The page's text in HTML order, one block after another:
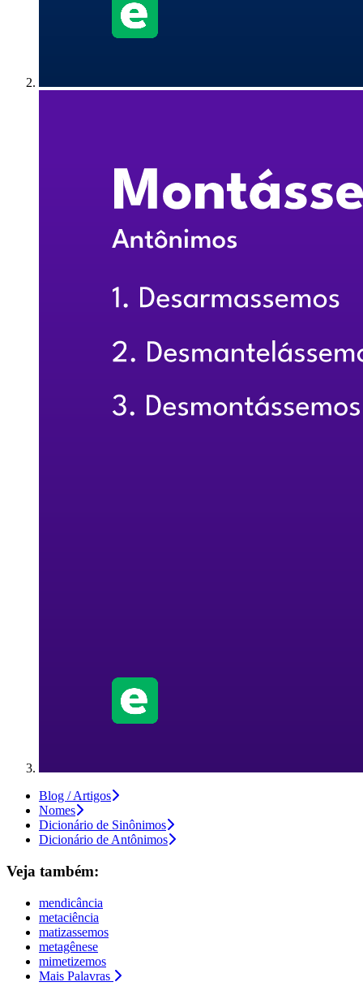
Blog / Artigos
Nomes
Dicionário de Sinônimos
Dicionário de Antônimos
Veja também:
mendicância
metaciência
matizassemos
metagênese
mimetizemos
Mais Palavras